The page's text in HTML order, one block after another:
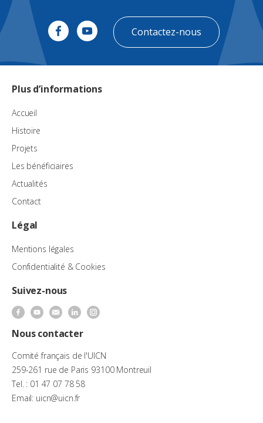
Contactez-nous
Plus d’informations
Accueil
Histoire
Projets
Les bénéficiaires
Actualités
Contact
Légal
Mentions légales
Confidentialité & Cookies
Suivez-nous
Nous contacter
Comité français de l'UICN
259-261 rue de Paris 93100 Montreuil
Tel. : 01 47 07 78 58
Email: uicn@uicn.fr